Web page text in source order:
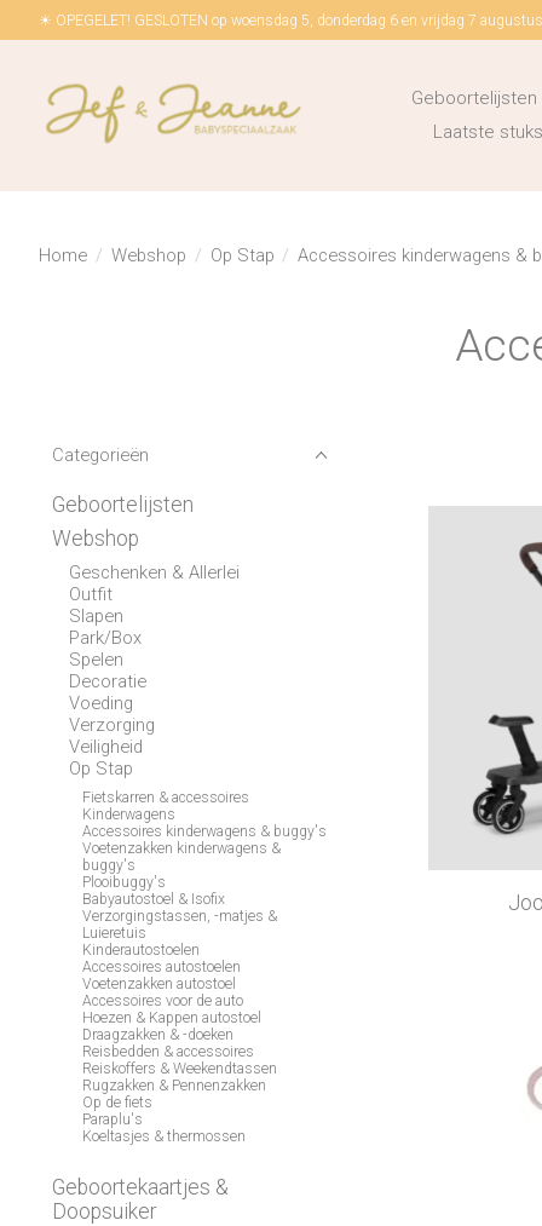
☀ OPEGELET! GESLOTEN op woensdag 5, donderdag 6 en vrijdag 7
Geboortelijsten
Laatste
Home / Webshop / Op Stap / Accessoires kinderwagens &
Categorieën
Geboortelijsten
Webshop
Geschenken & Allerlei
Outfit
Slapen
Park/Box
Spelen
Decoratie
Voeding
Verzorging
Veiligheid
Op Stap
Fietskarren & accessoires
Kinderwagens
Accessoires kinderwagens & buggy's
Voetenzakken kinderwagens &
buggy's
Plooibuggy's
Babyautostoel & Isofix
Verzorgingstassen, -matjes &
Luieretuis
Kinderautostoelen
Accessoires autostoelen
Voetenzakken autostoel
Accessoires voor de auto
Hoezen & Kappen autostoel
Draagzakken & -doeken
Reisbedden & accessoires
Reiskoffers & Weekendtassen
Rugzakken & Pennenzakken
Op de fiets
Paraplu's
Koeltasjes & thermossen
Geboortekaartjes &
Doopsuiker